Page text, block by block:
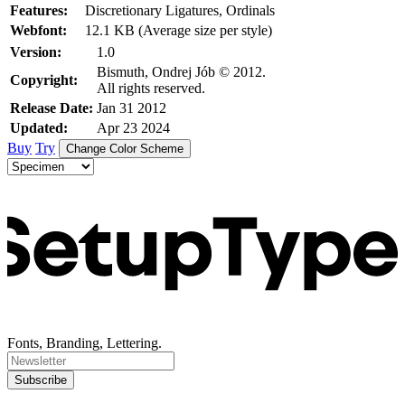
Features:
Discretionary Ligatures, Ordinals
Webfont:
12.1 KB (Average size per style)
Version:
1.0
Copyright:
Bismuth, Ondrej Jób © 2012.
All rights reserved.
Release Date: Jan 31 2012
Updated:
Apr 23 2024
Buy Try Change Color Scheme
Fonts, Branding, Lettering.